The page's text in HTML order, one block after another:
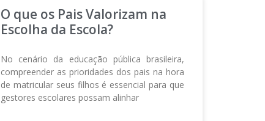
O que os Pais Valorizam na
Escolha da Escola?
No cenário da educação pública brasileira,
compreender as prioridades dos pais na hora
de matricular seus filhos é essencial para que
gestores escolares possam alinhar